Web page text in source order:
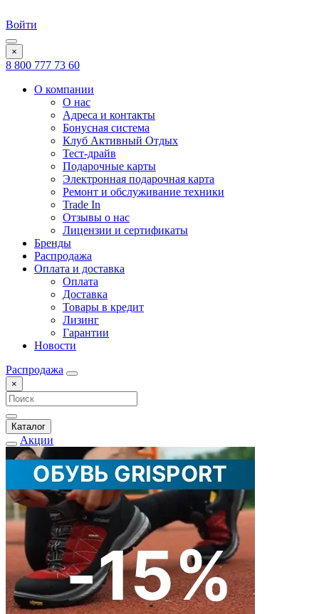
Войти
×
8 800 777 73 60
О компании
О нас
Адреса и контакты
Бонусная система
Клуб Активный Отдых
Тест-драйв
Подарочные карты
Электронная подарочная карта
Ремонт и обслуживание техники
Trade In
Отзывы о нас
Лицензии и сертификаты
Бренды
Распродажа
Оплата и доставка
Оплата
Доставка
Товары в кредит
Лизинг
Гарантии
Новости
Распродажа
×
Каталог
Акции